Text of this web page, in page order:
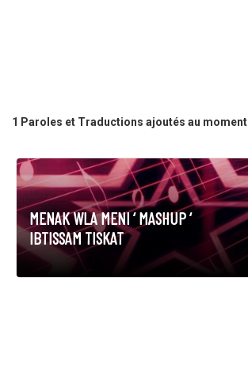
1 Paroles et Traductions ajoutés au moment
MENAK WLA MENI ‘ MASHUP ‘
IBTISSAM TISKAT